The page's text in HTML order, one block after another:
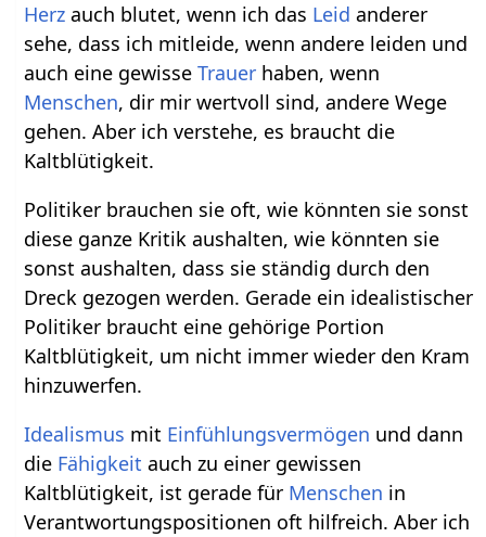
Herz auch blutet, wenn ich das Leid anderer
sehe, dass ich mitleide, wenn andere leiden und
auch eine gewisseTrauer haben, wenn
Menschen, dir mir wertvoll sind, andere Wege
gehen. Aber ich verstehe, es braucht die
Kaltblütigkeit.
Politiker brauchen sie oft, wie könnten sie sonst
diese ganze Kritik aushalten, wie könnten sie
sonst aushalten, dass sie ständig durch den
Dreck gezogen werden. Gerade ein idealistischer
Politiker braucht eine gehörige Portion
Kaltblütigkeit, um nicht immer wieder den Kram
hinzuwerfen.
Idealismus mit Einfühlungsvermögen und dann
die Fähigkeit auch zu einer gewissen
Kaltblütigkeit, ist gerade für Menschen in
Verantwortungspositionen oft hilfreich. Aber ich